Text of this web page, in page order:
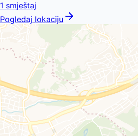
1 smještaj
Pogledaj lokaciju